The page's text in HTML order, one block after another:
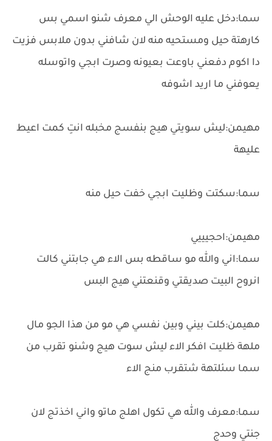
سما:دخل عليه الوحش الي معرف شنو اسمي بس
كارهتة حيل ومستحيه منه لان شافني بدون ملابس فزيت
دا اكوم دفعني باوعت بعيونه وصرت ابجي واتوسله
يعوفني ما اريد اشوفه
مهيمن:ليش سويتي هيج بنفسج مخبله انتِ كمت اعيط
عليهة
سما:سكتت وظليت ابجي خفت حيل منه
مهيمن:احجيييي
سما:اني والله مو ساقطه بس الاء هي جابتني كالت
انروح البيت صديقتي وقنعتني هيج البس
مهيمن:كلت بيني وبين نفسي هي مو من هذا الجو مال
ملهة ظليت افكر الاء ليش سوت هيج وشنو تقرب من
سما سئلتهة شتقرب منج الاء
سما:معرف والله هي تكول اهلج ماتو واني اخذتج لان
جنتي وحدج